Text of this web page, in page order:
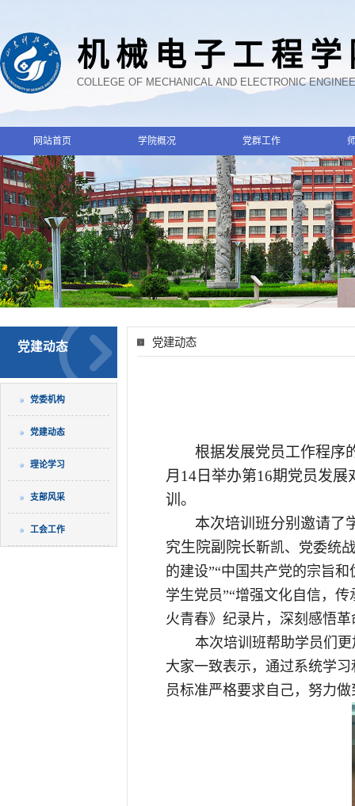
机械电子工程
COLLEGE OF MECHANICAL AND ELECTRONIC
网站首页 学院概况 党群工作
党建动态
党委机构
党建动态
理论学习
支部风采
工会工作
党建动态
根据发展党员工作程序
月14日举办第16期党员发展
训。
本次培训班分别邀请了
究生院副院长靳凯、党委统
的建设”“中国共产党的宗旨
学生党员”“增强文化自信，
火青春》纪录片，深刻感悟
本次培训班帮助学员们
大家一致表示，通过系统学
员标准严格要求自己，努力